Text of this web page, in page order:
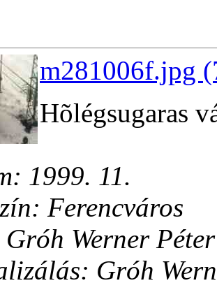
m281006f.jpg
Hõlégsugaras
1999. 11.
Ferencváros
Werner Péter
Gróh